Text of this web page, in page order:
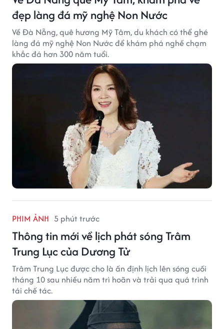
đẹp làng đá mỹ nghệ Non Nước
Về Đà Nẵng, quê hương Mỹ Tâm, du khách có thể ghé
làng đá mỹ nghệ Non Nước để khám phá nghề chạm
khắc đá hơn 300 năm tuổi.
PHIM ẢNH 5 phút trước
Thông tin mới về lịch phát sóng Trâm
Trung Lục của Dương Tử
Trâm Trung Lục được cho là ấn định lịch lên sóng cuối
tháng 10 sau nhiều năm trì hoãn và trải qua quá trình
tái chế tác.